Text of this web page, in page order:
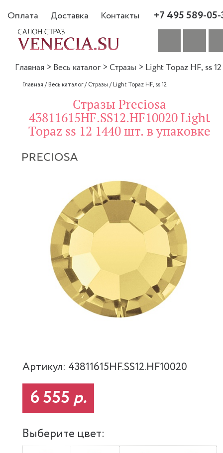
Оплата Доставка Контакты +7 495 589-
Главная > Весь каталог > Стразы > Light Topaz HF, ss 12
Главная /Весь каталог/Стразы /Light Topaz HF, ss 12
Стразы Preciosa
43811615HF.SS12.HF10020 Light
Topaz ss 12 1440 шт. в упаковке
Артикул: 43811615HF.SS12.HF10020
6 555 р.
Выберите цвет: